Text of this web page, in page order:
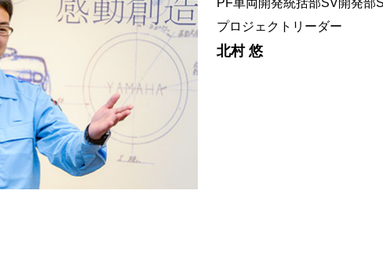
PF車両開発統括部SV開発部
プロジェクトリーダー
北村 悠